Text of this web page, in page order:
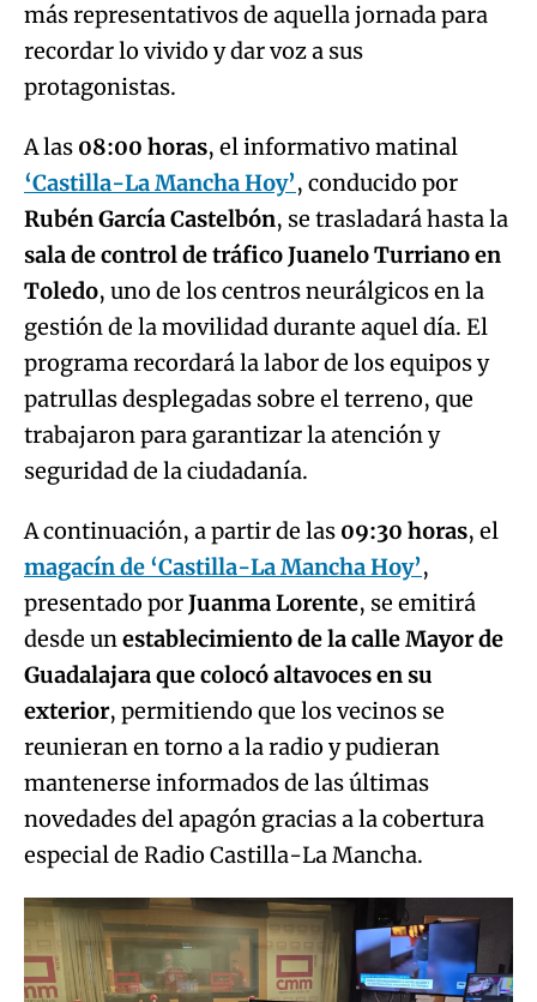
más representativos de aquella jornada para
recordar lo vivido y dar voz a sus
protagonistas.
A las 08:00 horas, el informativo matinal
‘Castilla-La Mancha Hoy’, conducido por
Rubén García Castelbón, se trasladará hasta la
sala de control de tráfico Juanelo Turriano en
Toledo, uno de los centros neurálgicos en la
gestión de la movilidad durante aquel día. El
programa recordará la labor de los equipos y
patrullas desplegadas sobre el terreno, que
trabajaron para garantizar la atención y
seguridad de la ciudadanía.
A continuación, a partir de las 09:30 horas, el
magacín de ‘Castilla-La Mancha Hoy’,
presentado porJuanma Lorente, se emitirá
desde unestablecimiento de la calle Mayor de
Guadalajara que colocó altavoces en su
exterior, permitiendo que los vecinos se
reunieran en torno a la radio y pudieran
mantenerse informados de las últimas
novedades del apagón gracias a la cobertura
especial de Radio Castilla-La Mancha.